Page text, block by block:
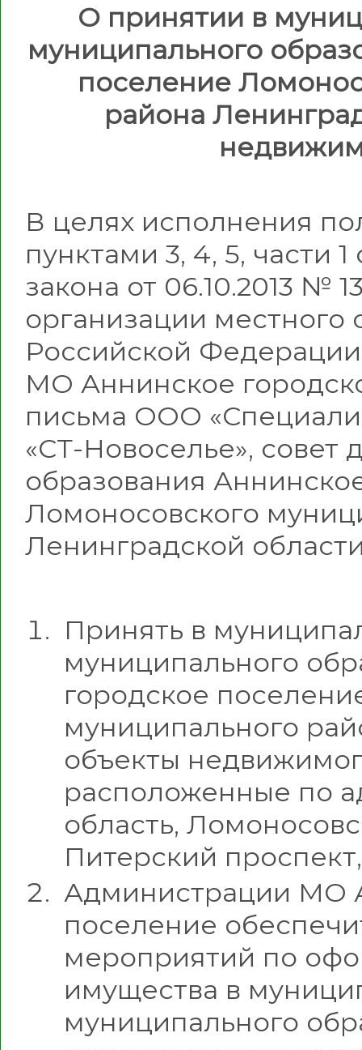
О принятии в
муниципального
поселение
района
В целях исполнения
пунктами 3, 4, 5, части
закона от 06.10.2013 №
организации местного
Российской
МО Аннинское
письма ООО
«СТ-Новоселье», совет
образования
Ломоносовского
Ленинградской
Принять в
муниципального
городское
муниципального
объекты
расположенные по
область,
Питерский
Администрации МО
поселение
мероприятий по
имущества в
муниципального